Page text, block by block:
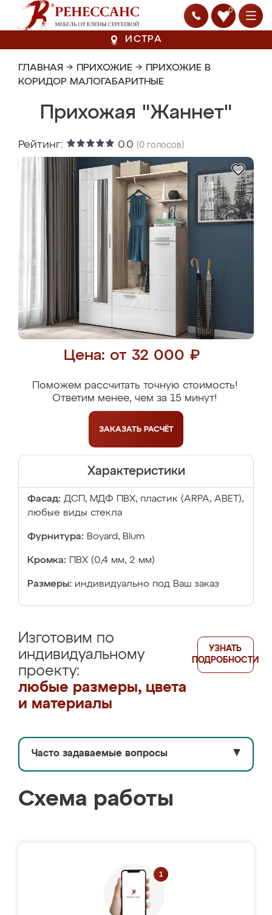
0
ИСТРА
ГЛАВНАЯ → ПРИХОЖИЕ → ПРИХОЖИЕ В
КОРИДОР МАЛОГАБАРИТНЫЕ
Прихожая "Жаннет"
Рейтинг: 0.0 (0 голосов)
Цена: от 32 000 ₽
Поможем рассчитать точную стоимость!
Ответим менее, чем за 15 минут!
ЗАКАЗАТЬ РАСЧЁТ
Характеристики
Фасад: ДСП, МДФ ПВХ, пластик (ARPA, ABET),
любые виды стекла
Фурнитура: Boyard, Blum
Кромка: ПВХ (0,4 мм, 2 мм)
Размеры: индивидуально под Ваш заказ
Изготовим по
индивидуальному
проекту:
любые размеры, цвета
и материалы
УЗНАТЬ
ПОДРОБНОСТИ
Часто задаваемые вопросы ▼
Схема работы